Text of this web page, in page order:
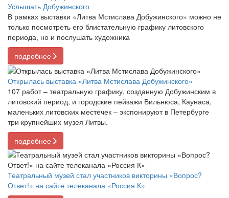
Услышать Добужинского
В рамках выставки «Литва Мстислава Добужинского» можно не
только посмотреть его блистательную графику литовского
периода, но и послушать художника
подробнее
Открылась выставка «Литва Мстислава Добужинского»
107 работ – театральную графику, созданную Добужинским в
литовский период, и городские пейзажи Вильнюса, Каунаса,
маленьких литовских местечек – экспонируют в Петербурге
три крупнейших музея Литвы.
подробнее
Театральный музей стал участников викторины «Вопрос?
Ответ!» на сайте телеканала «Россия К»